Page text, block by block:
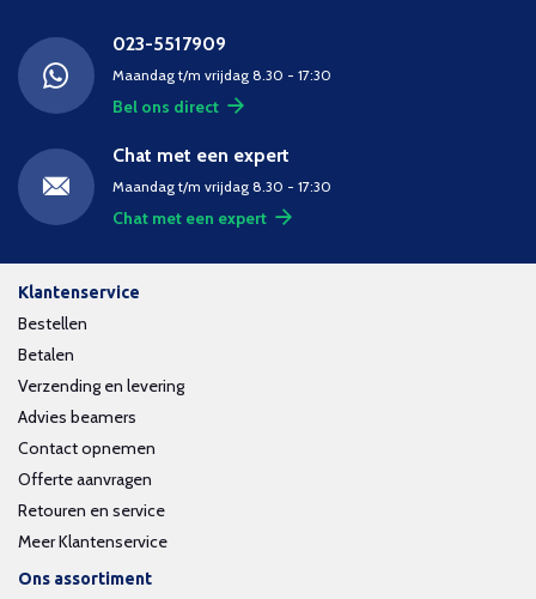
023-5517909
Maandag t/m vrijdag 8.30 - 17:30
Bel ons direct
Chat met een expert
Maandag t/m vrijdag 8.30 - 17:30
Chat met een expert
Klantenservice
Bestellen
Betalen
Verzending en levering
Advies beamers
Contact opnemen
Offerte aanvragen
Retouren en service
Meer Klantenservice
Ons assortiment